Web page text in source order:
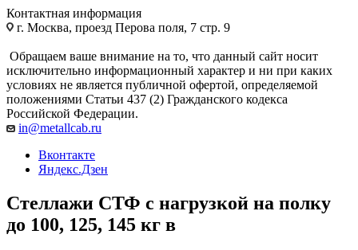
Контактная информация
г. Москва, проезд Перова поля, 7 стр. 9
Обращаем ваше внимание на то, что данный сайт носит
исключительно информационный характер и ни при каких
условиях не является публичной офертой, определяемой
положениями Статьи 437 (2) Гражданского кодекса
Российской Федерации.
in@metallcab.ru
Вконтакте
Яндекс.Дзен
Стеллажи СТФ с нагрузкой на полку
до 100, 125, 145 кг в